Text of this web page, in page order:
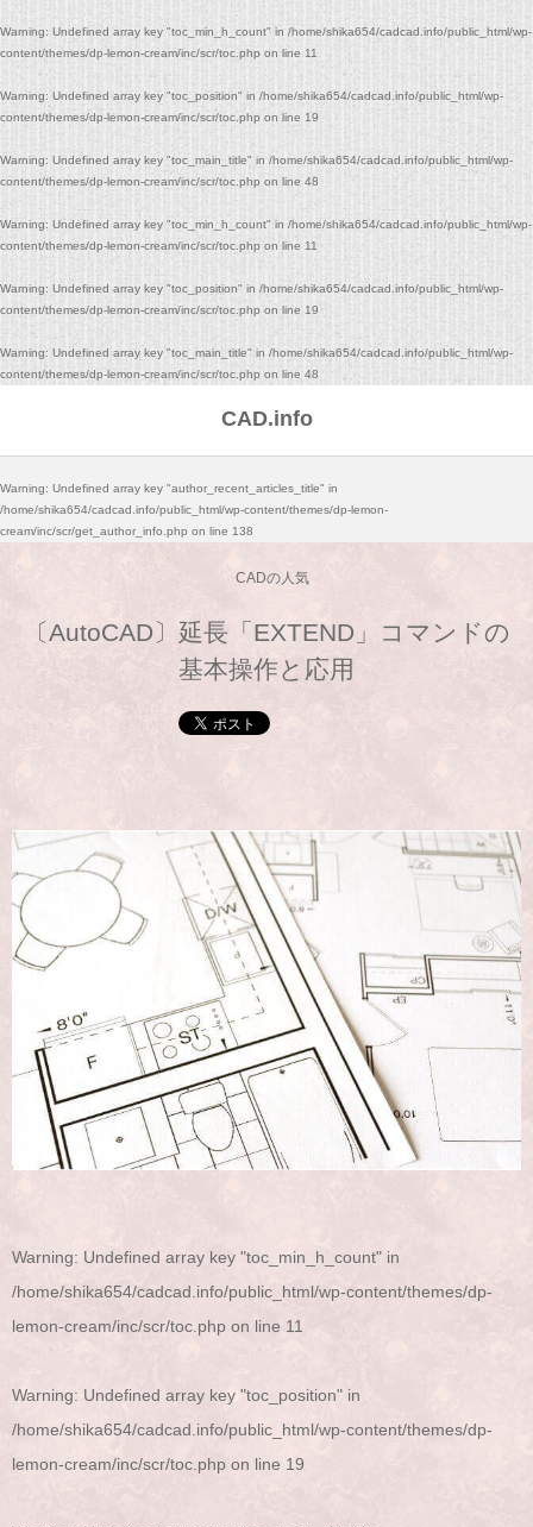
Warning: Undefined array key "toc_min_h_count" in /home/shika654/cadcad.info/public_html/wp-
content/themes/dp-lemon-cream/inc/scr/toc.php on line 11
Warning: Undefined array key "toc_position" in /home/shika654/cadcad.info/public_html/wp-
content/themes/dp-lemon-cream/inc/scr/toc.php on line 19
Warning: Undefined array key "toc_main_title" in /home/shika654/cadcad.info/public_html/wp-
content/themes/dp-lemon-cream/inc/scr/toc.php on line 48
Warning: Undefined array key "toc_min_h_count" in /home/shika654/cadcad.info/public_html/wp-
content/themes/dp-lemon-cream/inc/scr/toc.php on line 11
Warning: Undefined array key "toc_position" in /home/shika654/cadcad.info/public_html/wp-
content/themes/dp-lemon-cream/inc/scr/toc.php on line 19
Warning: Undefined array key "toc_main_title" in /home/shika654/cadcad.info/public_html/wp-
content/themes/dp-lemon-cream/inc/scr/toc.php on line 48
CAD.info
Warning: Undefined array key "author_recent_articles_title" in
/home/shika654/cadcad.info/public_html/wp-content/themes/dp-lemon-
cream/inc/scr/get_author_info.php on line 138
CADの人気
〔AutoCAD〕延長「EXTEND」コマンドの
基本操作と応用
Warning: Undefined array key "toc_min_h_count" in
/home/shika654/cadcad.info/public_html/wp-content/themes/dp-
lemon-cream/inc/scr/toc.php on line 11
Warning: Undefined array key "toc_position" in
/home/shika654/cadcad.info/public_html/wp-content/themes/dp-
lemon-cream/inc/scr/toc.php on line 19